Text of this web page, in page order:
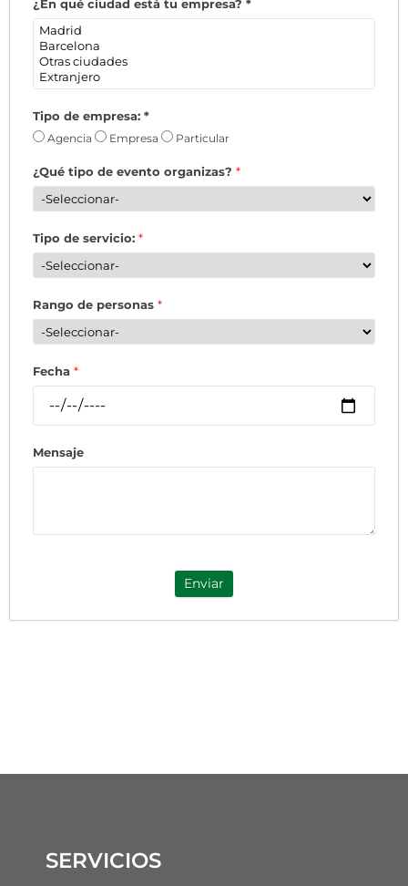
¿En qué ciudad está tu empresa? *
Tipo de empresa: *
Agencia Empresa Particular
¿Qué tipo de evento organizas? *
Tipo de servicio: *
Rango de personas *
Fecha *
Mensaje
Enviar
SERVICIOS